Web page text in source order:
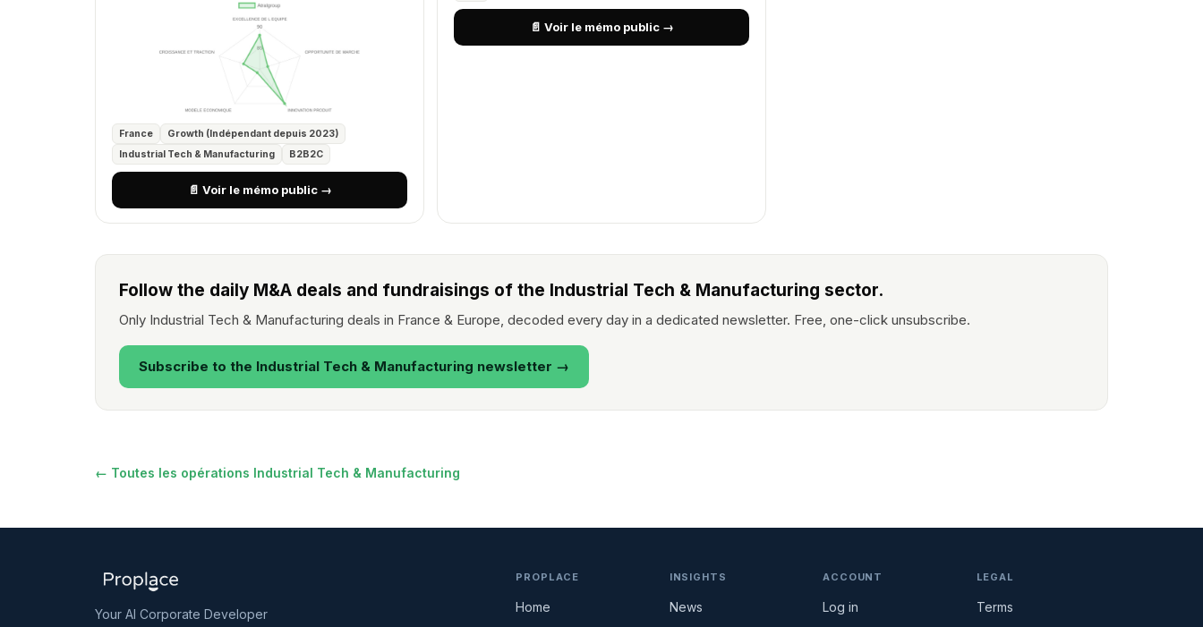
France
Growth (Indépendant depuis 2023)
Industrial Tech & Manufacturing
B2B2C
📄 Voir le mémo public →
📄 Voir le mémo public →
Follow the daily M&A deals and fundraisings of the Industrial Tech & Manufacturing sector.
Only Industrial Tech & Manufacturing deals in France & Europe, decoded every day in a dedicated newsletter. Free, one-click unsubscribe.
Subscribe to the Industrial Tech & Manufacturing newsletter →
← Toutes les opérations Industrial Tech & Manufacturing
Your AI Corporate Developer
PROPLACE
Home
INSIGHTS
News
ACCOUNT
Log in
LEGAL
Terms